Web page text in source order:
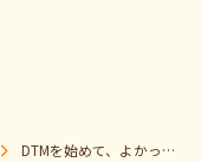
DTMを始めて、よかったなと思うこと